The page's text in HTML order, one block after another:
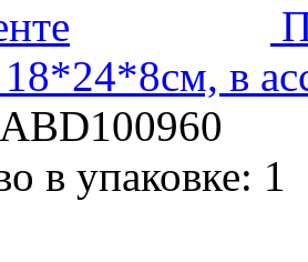
в
ABD100960
в упаковке: 1